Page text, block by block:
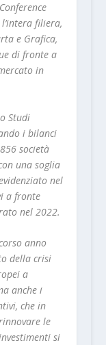
filiera,
e Grafica,
di fronte a
in
Studi
i bilanci
società
una soglia
nel
a fronte
nel 2022.
anno
della crisi
a
anche i
che in
le
si